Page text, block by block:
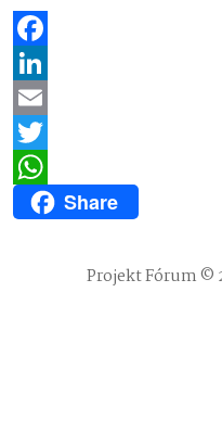
Facebook
LinkedIn
Email
Twitter
WhatsAppShare
Projekt Fórum ©